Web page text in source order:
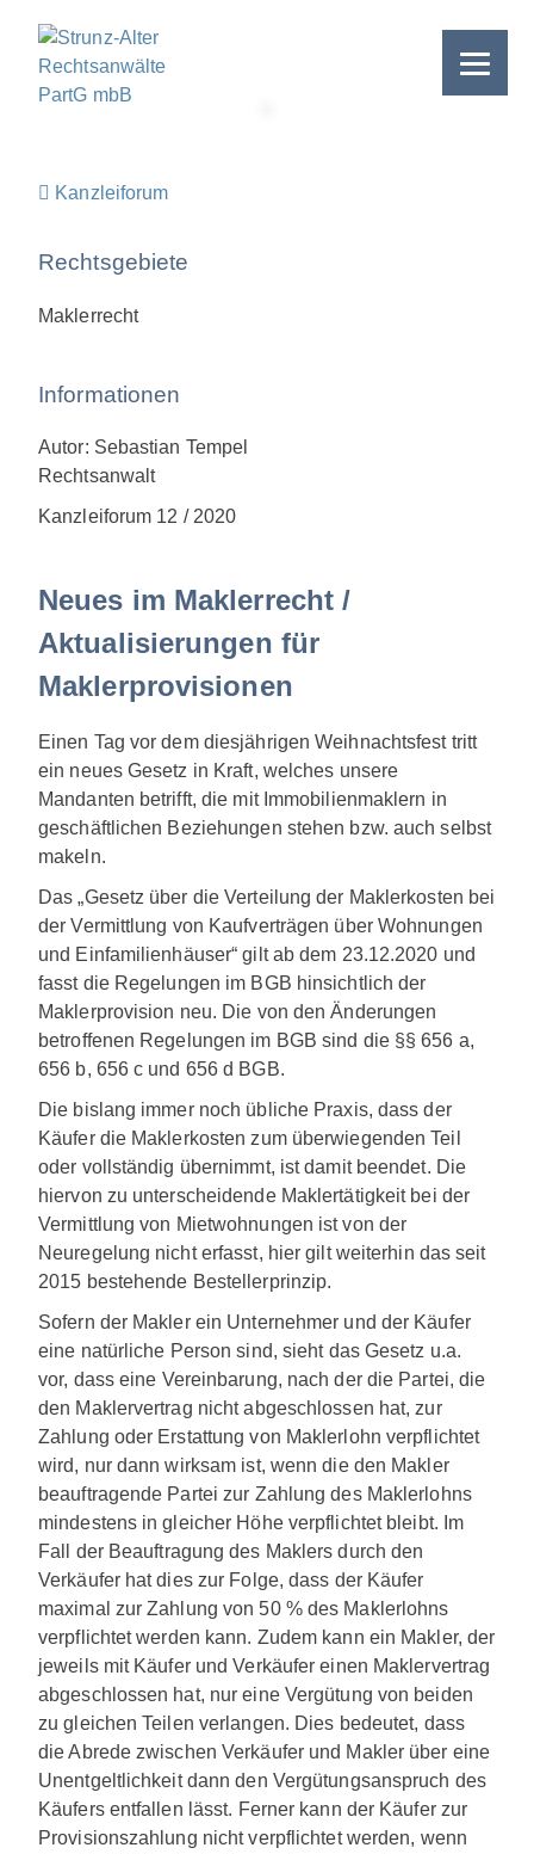
Kanzleiforum
Rechtsgebiete
Maklerrecht
Informationen
Autor: Sebastian Tempel
Rechtsanwalt
Kanzleiforum 12 / 2020
Neues im Maklerrecht /
Aktualisierungen für
Maklerprovisionen
Einen Tag vor dem diesjährigen Weihnachtsfest tritt
ein neues Gesetz in Kraft, welches unsere
Mandanten betrifft, die mit Immobilienmaklern in
geschäftlichen Beziehungen stehen bzw. auch selbst
makeln.
Das „Gesetz über die Verteilung der Maklerkosten bei
der Vermittlung von Kaufverträgen über Wohnungen
und Einfamilienhäuser“ gilt ab dem 23.12.2020 und
fasst die Regelungen im BGB hinsichtlich der
Maklerprovision neu. Die von den Änderungen
betroffenen Regelungen im BGB sind die §§ 656 a,
656 b, 656 c und 656 d BGB.
Die bislang immer noch übliche Praxis, dass der
Käufer die Maklerkosten zum überwiegenden Teil
oder vollständig übernimmt, ist damit beendet. Die
hiervon zu unterscheidende Maklertätigkeit bei der
Vermittlung von Mietwohnungen ist von der
Neuregelung nicht erfasst, hier gilt weiterhin das seit
2015 bestehende Bestellerprinzip.
Sofern der Makler ein Unternehmer und der Käufer
eine natürliche Person sind, sieht das Gesetz u.a.
vor, dass eine Vereinbarung, nach der die Partei, die
den Maklervertrag nicht abgeschlossen hat, zur
Zahlung oder Erstattung von Maklerlohn verpflichtet
wird, nur dann wirksam ist, wenn die den Makler
beauftragende Partei zur Zahlung des Maklerlohns
mindestens in gleicher Höhe verpflichtet bleibt. Im
Fall der Beauftragung des Maklers durch den
Verkäufer hat dies zur Folge, dass der Käufer
maximal zur Zahlung von 50 % des Maklerlohns
verpflichtet werden kann. Zudem kann ein Makler, der
jeweils mit Käufer und Verkäufer einen Maklervertrag
abgeschlossen hat, nur eine Vergütung von beiden
zu gleichen Teilen verlangen. Dies bedeutet, dass
die Abrede zwischen Verkäufer und Makler über eine
Unentgeltlichkeit dann den Vergütungsanspruch des
Käufers entfallen lässt. Ferner kann der Käufer zur
Provisionszahlung nicht verpflichtet werden, wenn